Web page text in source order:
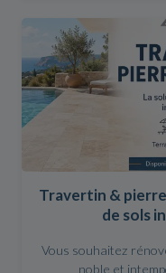
Travertin &
de sols
Vous souhaitez
noble et